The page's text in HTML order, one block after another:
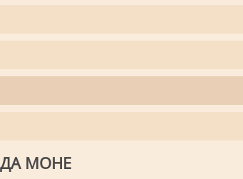
МОНЕ